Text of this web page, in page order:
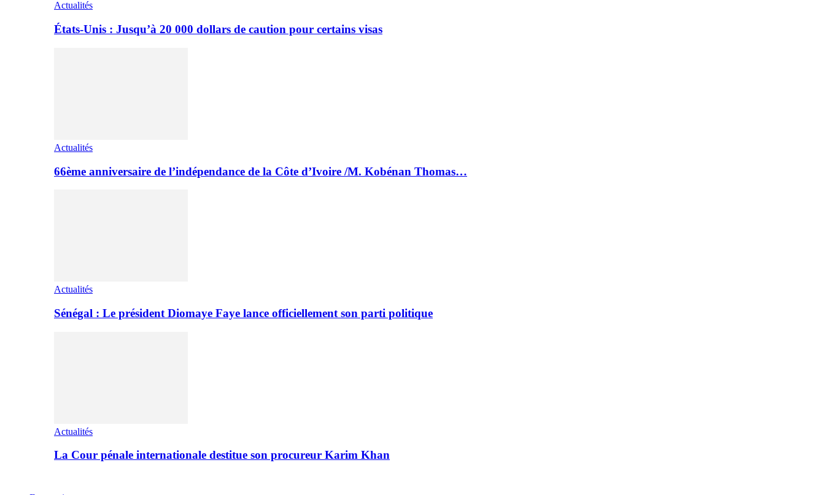
Actualités
États-Unis : Jusqu’à 20 000 dollars de caution pour certains visas
Actualités
66ème anniversaire de l’indépendance de la Côte d’Ivoire /M. Kobénan Thomas…
Actualités
Sénégal : Le président Diomaye Faye lance officiellement son parti politique
Actualités
La Cour pénale internationale destitue son procureur Karim Khan